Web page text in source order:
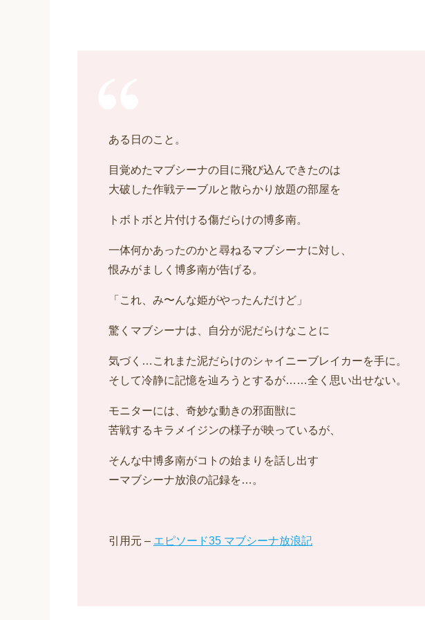
ある日のこと。
目覚めたマブシーナの目に飛び込んできたのは
大破した作戦テーブルと散らかり放題の部屋を
トボトボと片付ける傷だらけの博多南。
一体何かあったのかと尋ねるマブシーナに対し、
恨みがましく博多南が告げる。
「これ、み〜んな姫がやったんだけど」
驚くマブシーナは、自分が泥だらけなことに
気づく…これまた泥だらけのシャイニーブレイカーを手に。
そして冷静に記憶を辿ろうとするが……全く思い出せない。
モニターには、奇妙な動きの邪面獣に
苦戦するキラメイジンの様子が映っているが、
そんな中博多南がコトの始まりを話し出す
ーマブシーナ放浪の記録を…。
引用元 – エピソード35 マブシーナ放浪記